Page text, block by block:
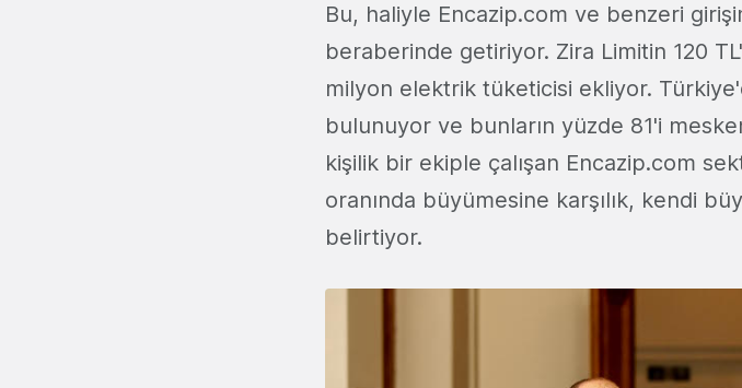
Bu, haliyle Encazip.com ve benzeri
beraberinde getiriyor. Zira Limitin 120
milyon elektrik tüketicisi ekliyor.
bulunuyor ve bunların yüzde 81'i
kişilik bir ekiple çalışan Encazip.com
oranında büyümesine karşılık, kendi
belirtiyor.